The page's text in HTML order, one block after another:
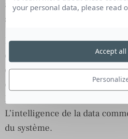
avancés ! L’IA quant à elle
sur 4 axes :
Le premier est l’axe de la
d’anticiper par des modèles
dire, prédire l’avenir. Je
créent un lien direct entre
l’entreprise et un résultat
L’intelligence de la data
du système.
your personal data, please read
Accept all